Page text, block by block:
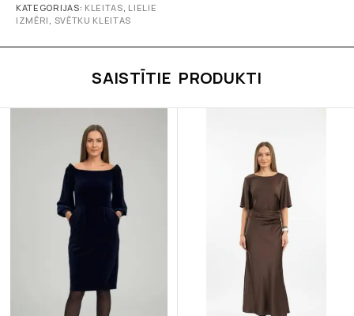
KATEGORIJAS: KLEITAS LIELIE
IZMĒRI
SVĒTKU KLEITAS
SAISTĪTIE PRODUKTI